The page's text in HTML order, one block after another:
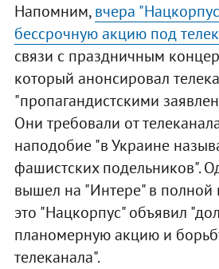
Напомним,вчера
бессрочную акцию под
связи с праздничным
который анонсировал
"пропагандистскими
Они требовали от
наподобие "в Украине
фашистских подельников".
вышел на "Интере" в полной
это "Нацкорпус" объявил
планомерную акцию и
телеканала".